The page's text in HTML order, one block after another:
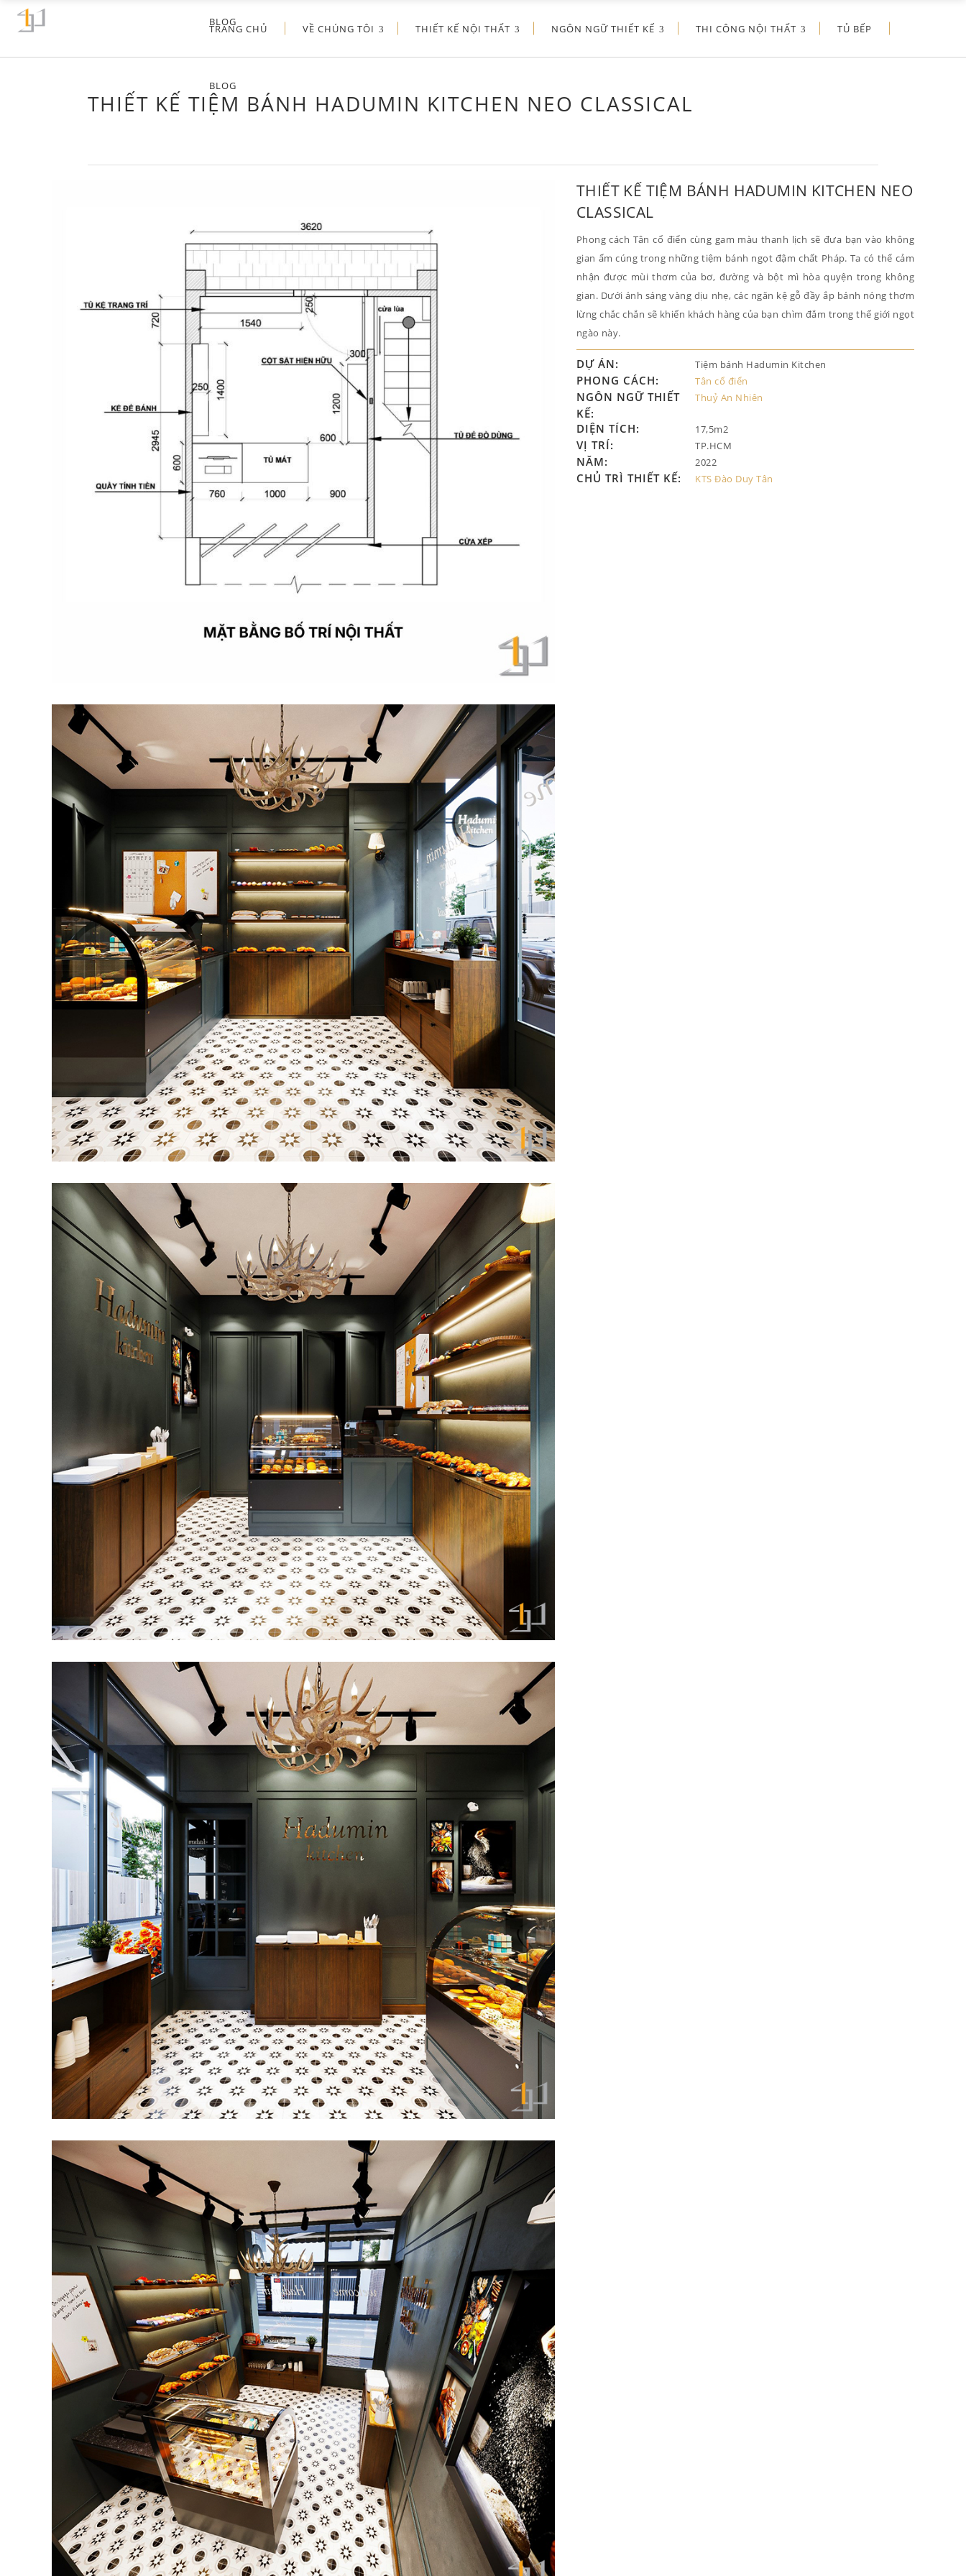
TRANG CHỦ VỀ CHÚNG TÔI THIẾT KẾ NỘI THẤT NGÔN NGỮ THIẾT KẾ THI CÔNG NỘI THẤT TỦ BẾP
BLOG
BLOG
THIẾT KẾ TIỆM BÁNH HADUMIN KITCHEN NEO CLASSICAL
THIẾT KẾ TIỆM BÁNH HADUMIN KITCHEN NEO
CLASSICAL
Phong cách Tân cổ điển cùng gam màu thanh lịch sẽ đưa bạn vào không
gian ấm cúng trong những tiệm bánh ngọt đậm chất Pháp. Ta có thể cảm
nhận được mùi thơm của bơ, đường và bột mì hòa quyện trong không
gian. Dưới ánh sáng vàng dịu nhẹ, các ngăn kệ gỗ đầy ắp bánh nóng thơm
lừng chắc chắn sẽ khiến khách hàng của bạn chìm đắm trong thế giới ngọt
ngào này.
DỰ ÁN: Tiệm bánh Hadumin Kitchen
PHONG CÁCH: Tân cổ điển
NGÔN NGỮ THIẾT
KẾ:
Thuỷ An Nhiên
DIỆN TÍCH: 17,5m2
VỊ TRÍ: TP.HCM
NĂM: 2022
CHỦ TRÌ THIẾT KẾ: KTS Đào Duy Tân